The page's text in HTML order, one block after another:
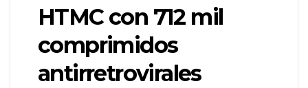
HTMC con 712 mil
comprimidos
antirretrovirales